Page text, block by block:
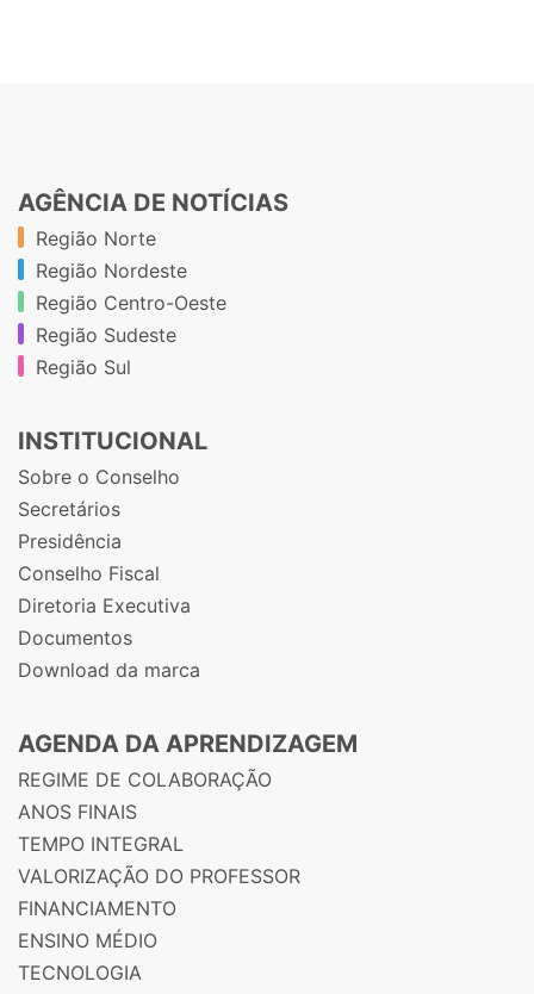
AGÊNCIA DE NOTÍCIAS
Região Norte
Região Nordeste
Região Centro-Oeste
Região Sudeste
Região Sul
INSTITUCIONAL
Sobre o Conselho
Secretários
Presidência
Conselho Fiscal
Diretoria Executiva
Documentos
Download da marca
AGENDA DA APRENDIZAGEM
REGIME DE COLABORAÇÃO
ANOS FINAIS
TEMPO INTEGRAL
VALORIZAÇÃO DO PROFESSOR
FINANCIAMENTO
ENSINO MÉDIO
TECNOLOGIA